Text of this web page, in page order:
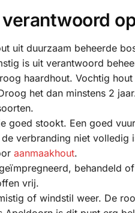
uit duurzaam beheerde
is uit verantwoord
haardhout. Vochtig
het dan minstens 2
goed stookt. Een goed
verbranding niet
aanmaakhout.
behandeld
vrij.
of windstil weer. De